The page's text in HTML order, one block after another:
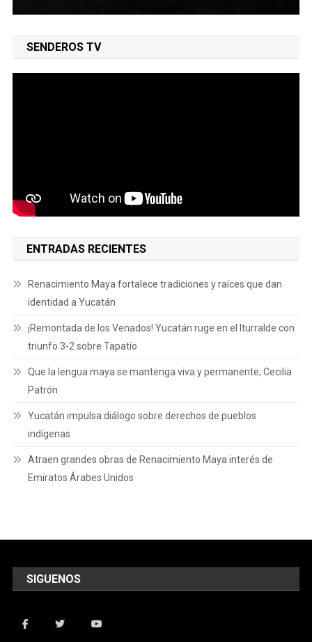
SENDEROS TV
ENTRADAS RECIENTES
Renacimiento Maya fortalece tradiciones y raíces que dan
identidad a Yucatán
¡Remontada de los Venados! Yucatán ruge en el Iturralde con
triunfo 3-2 sobre Tapatío
Que la lengua maya se mantenga viva y permanente; Cecilia
Patrón
Yucatán impulsa diálogo sobre derechos de pueblos
indígenas
Atraen grandes obras de Renacimiento Maya interés de
Emiratos Árabes Unidos
SIGUENOS